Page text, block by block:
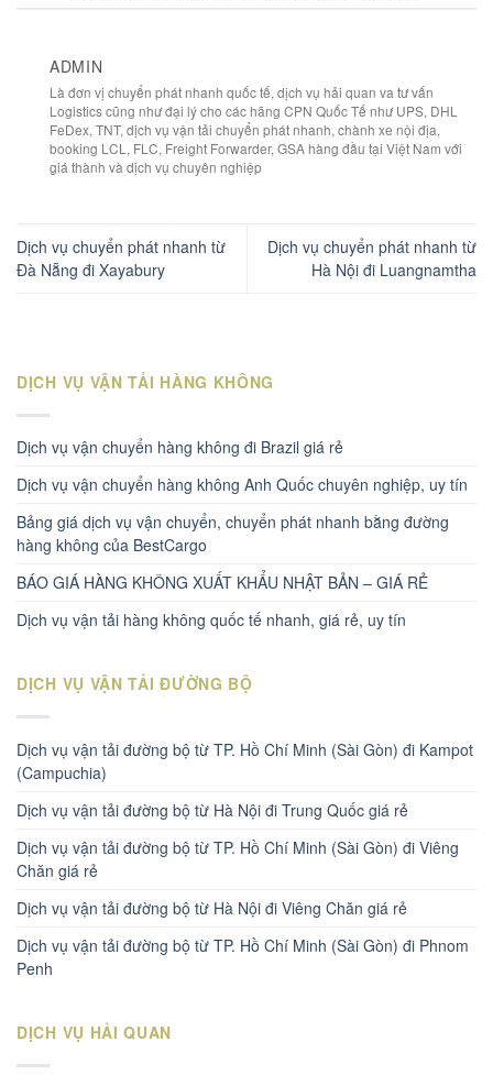
ADMIN
Là đơn vị chuyển phát nhanh quốc tế, dịch vụ hải quan va tư vấn
Logistics cũng như đại lý cho các hãng CPN Quốc Tế như UPS, DHL
FeDex, TNT, dịch vụ vận tải chuyển phát nhanh, chành xe nội địa,
booking LCL, FLC, Freight Forwarder, GSA hàng đầu tại Việt Nam với
giá thành và dịch vụ chuyên nghiệp
Dịch vụ chuyển phát nhanh từ
Đà Nẵng đi Xayabury
Dịch vụ chuyển phát nhanh từ
Hà Nội đi Luangnamtha
DỊCH VỤ VẬN TẢI HÀNG KHÔNG
Dịch vụ vận chuyển hàng không đi Brazil giá rẻ
Dịch vụ vận chuyển hàng không Anh Quốc chuyên nghiệp, uy tín
Bảng giá dịch vụ vận chuyển, chuyển phát nhanh bằng đường
hàng không của BestCargo
BÁO GIÁ HÀNG KHÔNG XUẤT KHẨU NHẬT BẢN – GIÁ RẺ
Dịch vụ vận tải hàng không quốc tế nhanh, giá rẻ, uy tín
DỊCH VỤ VẬN TẢI ĐƯỜNG BỘ
Dịch vụ vận tải đường bộ từ TP. Hồ Chí Minh (Sài Gòn) đi Kampot
(Campuchia)
Dịch vụ vận tải đường bộ từ Hà Nội đi Trung Quốc giá rẻ
Dịch vụ vận tải đường bộ từ TP. Hồ Chí Minh (Sài Gòn) đi Viêng
Chăn giá rẻ
Dịch vụ vận tải đường bộ từ Hà Nội đi Viêng Chăn giá rẻ
Dịch vụ vận tải đường bộ từ TP. Hồ Chí Minh (Sài Gòn) đi Phnom
Penh
DỊCH VỤ HẢI QUAN